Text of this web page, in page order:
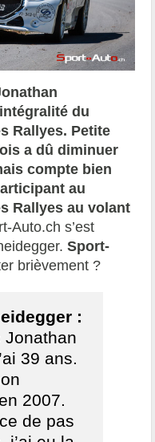
du
Rallyes. Petite
a dû diminuer
compte bien
au
Rallyes au volant
Auto.ch s’est
Sport-
brièvement ?
:
Jonathan
39 ans.
2007.
de pas